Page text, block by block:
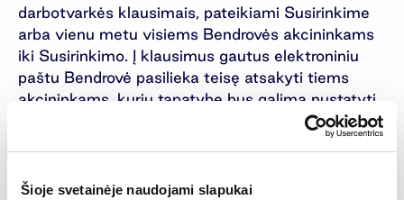
Šioje svetainėje naudojami slapukai
darbotvarkės klausimais, pateikiami Susirinkime
arba vienu metu visiems Bendrovės akcininkams
iki Susirinkimo. Į klausimus gautus elektroniniu
paštu Bendrovė pasilieka teisę atsakyti tiems
akcininkams, kurių tapatybę bus galima nustatyti
ir kurių užduoti klausimai yra nesusiję su
Bendrovės konfidencialia informacija ar komercine
Akcininkas, dalyvaujantis Susirinkime ir turintis